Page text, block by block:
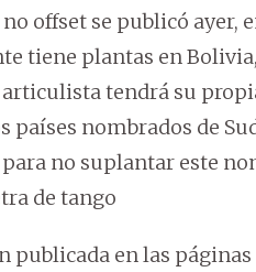
offset se publicó ayer,
tiene plantas en
tendrá su
países nombrados de
no suplantar este
de tango
publicada en las